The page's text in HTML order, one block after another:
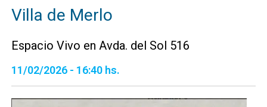
Villa de Merlo
Espacio Vivo en Avda. del Sol 516
11/02/2026 - 16:40 hs.